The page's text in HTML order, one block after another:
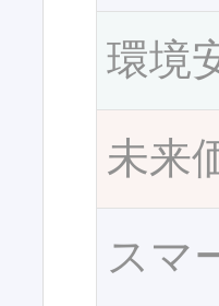
環境
未来
スマ